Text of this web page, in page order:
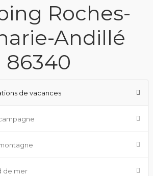
Roches-
Andillé
86340
de vacances
de mer